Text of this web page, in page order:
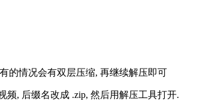
的情况会有双层压缩, 再继续解压即可
频, 后缀名改成 .zip, 然后用解压工具打开.